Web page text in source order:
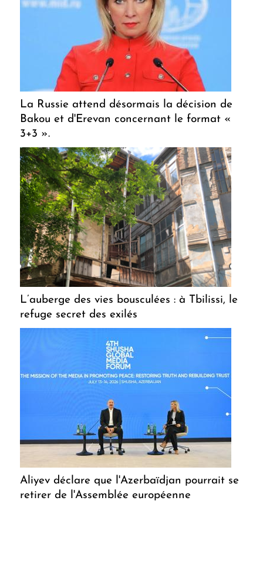
La Russie attend désormais la décision de
Bakou et d'Erevan concernant le format «
3+3 ».
L’auberge des vies bousculées : à Tbilissi, le
refuge secret des exilés
Aliyev déclare que l'Azerbaïdjan pourrait se
retirer de l'Assemblée européenne